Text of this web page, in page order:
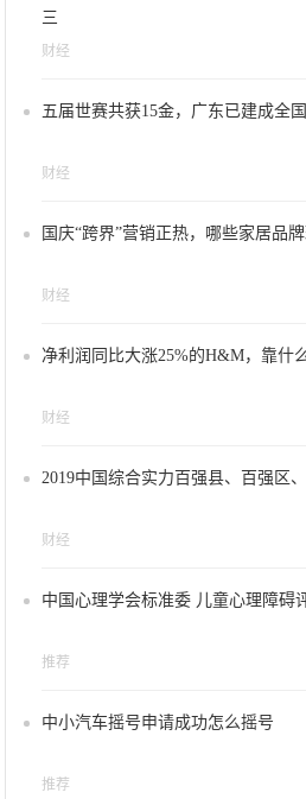
三
财经
五届世赛共获15金，广东已建成全
财经
国庆“跨界”营销正热，哪些家居品
财经
净利润同比大涨25%的H&M，靠什
财经
2019中国综合实力百强县、百强区
财经
中国心理学会标准委 儿童心理障碍
推荐
中小汽车摇号申请成功怎么摇号
推荐